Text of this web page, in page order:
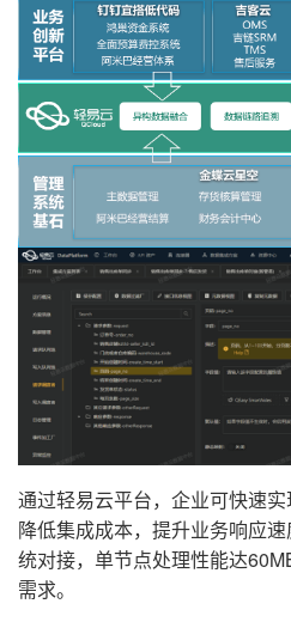
通过轻易云平台，企业可快速实
降低集成成本，提升业务响应
统对接，单节点处理性能达
需求。